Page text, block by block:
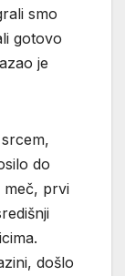
smo
gotovo
je
do
meč, prvi
došlo